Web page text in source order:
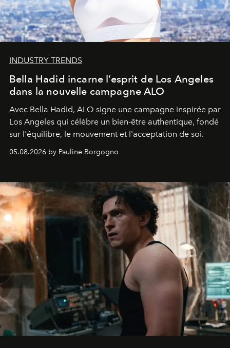
INDUSTRY TRENDS
Bella Hadid incarne l’esprit de Los Angeles
dans la nouvelle campagne ALO
Avec Bella Hadid, ALO signe une campagne inspirée par
Los Angeles qui célèbre un bien-être authentique, fondé
sur l'équilibre, le mouvement et l'acceptation de soi.
05.08.2026 by Pauline Borgogno